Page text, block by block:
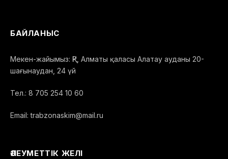
БАЙЛАНЫС
Мекен-жайымыз: ҚР, Алматы қаласы Алатау ауданы 20-
шағынаудан, 24 үй
Тел.: 8 705 254 10 60
Email: trabzonaskim@mail.ru
ӘЛЕУМЕТТІК ЖЕЛІ